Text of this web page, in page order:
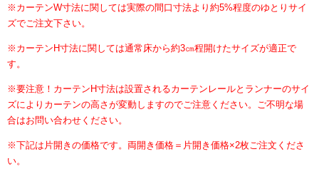
※カーテンW寸法に関しては実際の間口寸法より約5%程度のゆとりサイ
ズでご注文下さい。
※カーテンH寸法に関しては通常床から約3㎝程開けたサイズが適正で
す。
※要注意！カーテンH寸法は設置されるカーテンレールとランナーのサイ
ズによりカーテンの高さが変動しますのでご注意ください。ご不明な場
合はお問い合わせください。
※下記は片開きの価格です。両開き価格＝片開き価格×2枚ご注文くださ
い。